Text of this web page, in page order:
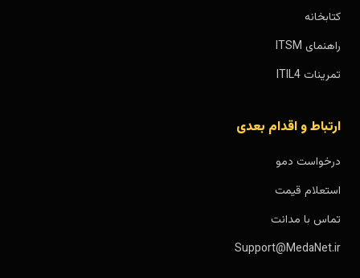
کتابخانه
راهنمای ITSM
تمرینات ITIL4
ارتباط و اقدام بعدی
درخواست دمو
استعلام قیمت
تماس با مدانت
Support@MedaNet.ir